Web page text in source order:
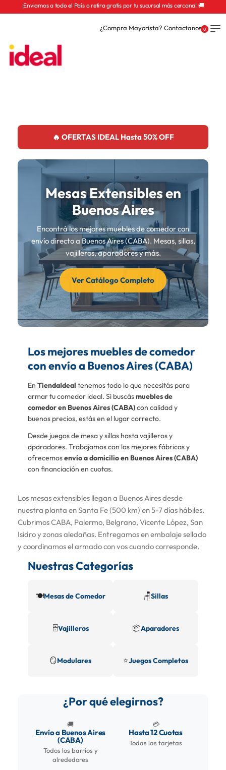
¡Enviamos a todo el País o retira gratis por tu sucursal más cercana! 🚚
¿Compra Mayorista? Contactanos 0
🔥 OFERTAS IDEAL Hasta 50% OFF
Mesas Extensibles en
Buenos Aires
Encontrá los mejores muebles de comedor con
envío directo a Buenos Aires (CABA). Mesas, sillas,
vajilleros, aparadores y más.
Ver Catálogo Completo
Los mejores muebles de comedor
con envío a Buenos Aires (CABA)
En TiendaIdeal tenemos todo lo que necesitás para
armar tu comedor ideal. Si buscásmuebles de
comedor en Buenos Aires (CABA)con calidad y
buenos precios, estás en el lugar correcto.
Desde juegos de mesa y sillas hasta vajilleros y
aparadores. Trabajamos con las mejores fábricas y
ofrecemosenvío a domicilio en Buenos Aires (CABA)
con financiación en cuotas.
Los mesas extensibles llegan a Buenos Aires desde
nuestra planta en Santa Fe (500 km) en 5-7 días hábiles.
Cubrimos CABA, Palermo, Belgrano, Vicente López, San
Isidro y zonas aledañas. Entregamos en embalaje sellado
y coordinamos el armado con vos cuando corresponde.
Nuestras Categorías
🍽️Mesas de Comedor 🪑Sillas
🗄️Vajilleros 📦Aparadores
🪞Modulares ⭐Juegos Completos
¿Por qué elegirnos?
🚚
Envío a Buenos Aires
(CABA)
Todos los barrios y
alrededores
💳
Hasta 12 Cuotas
Todas las tarjetas